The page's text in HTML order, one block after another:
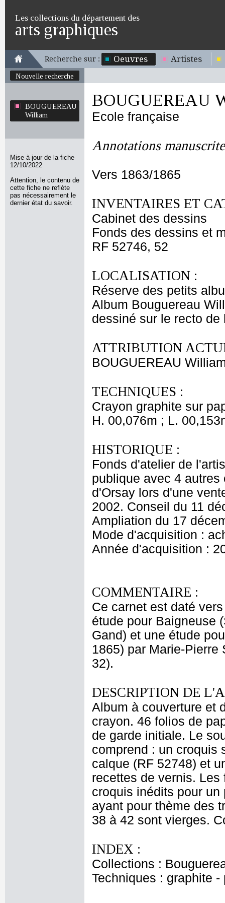
Les collections du département des
arts graphiques
Recherche sur : Oeuvres Artistes
Nouvelle recherche
BOUGUEREAU
William
Mise à jour de la fiche
12/10/2022
Attention, le contenu de
cette fiche ne reflète
pas nécessairement le
dernier état du savoir.
BOUGUEREAU
Ecole française
Annotations
Vers 1863/1865
INVENTAIRES ET
Cabinet des dessins
Fonds des dessins et
RF 52746, 52
LOCALISATION :
Réserve des petits
Album Bouguereau
dessiné sur le recto
ATTRIBUTION
BOUGUEREAU
TECHNIQUES :
Crayon graphite sur
H. 00,076m ; L.
HISTORIQUE :
Fonds d'atelier de
publique avec 4
d'Orsay lors d'une
2002. Conseil du 11
Ampliation du 17
Mode d'acquisition :
Année d'acquisition :
COMMENTAIRE :
Ce carnet est daté
étude pour Baigneuse
Gand) et une étude
1865) par Marie-Pierre
32).
DESCRIPTION DE
Album à couverture et
crayon. 46 folios de
de garde initiale. Le
comprend : un croquis
calque (RF 52748) et
recettes de vernis.
croquis inédits pour
ayant pour thème des
38 à 42 sont vierges.
INDEX :
Collections :
Techniques : graphite